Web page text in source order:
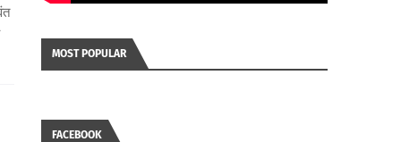
MOST POPULAR
FACEBOOK